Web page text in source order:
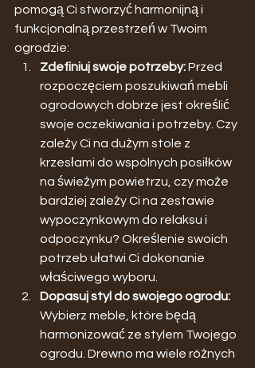
pomogą Ci stworzyć harmonijną i
funkcjonalną przestrzeń w Twoim
ogrodzie:
Zdefiniuj swoje potrzeby: Przed
rozpoczęciem poszukiwań mebli
ogrodowych dobrze jest określić
swoje oczekiwania i potrzeby. Czy
zależy Ci na dużym stole z
krzesłami do wspólnych posiłków
na świeżym powietrzu, czy może
bardziej zależy Ci na zestawie
wypoczynkowym do relaksu i
odpoczynku? Określenie swoich
potrzeb ułatwi Ci dokonanie
właściwego wyboru.
Dopasuj styl do swojego ogrodu:
Wybierz meble, które będą
harmonizować ze stylem Twojego
ogrodu. Drewno ma wiele różnych